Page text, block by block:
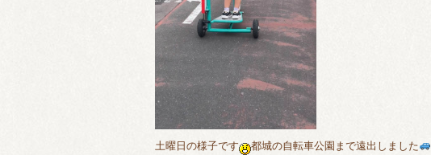
土曜日の様子です 都城の自転車公園まで遠出しました